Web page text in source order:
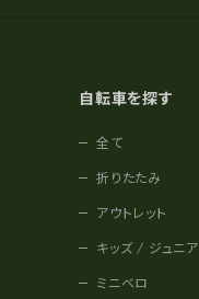
自転車を探す
全て
折りたたみ
アウトレット
キッズ / ジュニア
ミニベロ